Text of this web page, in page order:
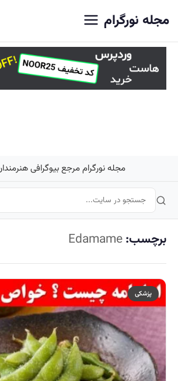
مجله نورگرام
مجله نورگرام مرجع بیوگرافی
برچسب:Edamame
پزشکی